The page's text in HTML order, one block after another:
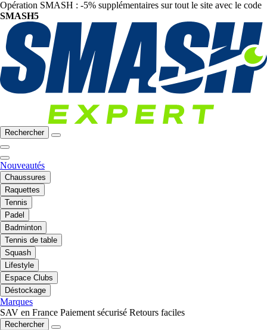
Opération SMASH : -5% supplémentaires sur tout le site avec le code
SMASH5
Rechercher
Nouveautés
Chaussures
Raquettes
Tennis
Padel
Badminton
Tennis de table
Squash
Lifestyle
Espace Clubs
Déstockage
Marques
SAV en France Paiement sécurisé Retours faciles
Rechercher